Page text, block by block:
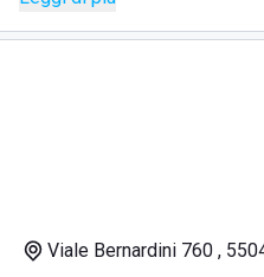
struttura balneare
clienti numerosissimi
dondoli per bambini
Viale Bernardini 760 ,